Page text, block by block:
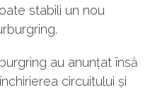
stabili un nou
au anunțat însă
circuitului și